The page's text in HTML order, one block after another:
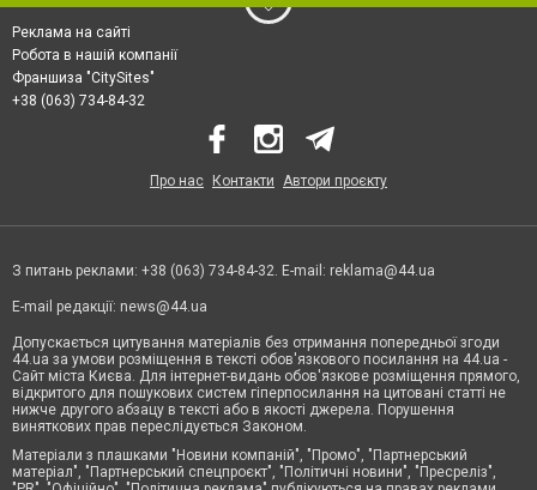
Реклама на сайті
Робота в нашій компанії
Франшиза "CitySites"
+38 (063) 734-84-32
Про нас Контакти Автори проєкту
З питань реклами: +38 (063) 734-84-32. E-mail: reklama@44.ua
E-mail редакції: news@44.ua
Допускається цитування матеріалів без отримання попередньої згоди
44.ua за умови розміщення в тексті обов'язкового посилання на 44.ua -
Сайт міста Києва. Для інтернет-видань обов'язкове розміщення прямого,
відкритого для пошукових систем гіперпосилання на цитовані статті не
нижче другого абзацу в тексті або в якості джерела. Порушення
виняткових прав переслідується Законом.
Матеріали з плашками "Новини компаній", "Промо", "Партнерський
матеріал", "Партнерський спецпроєкт", "Політичні новини", "Пресреліз",